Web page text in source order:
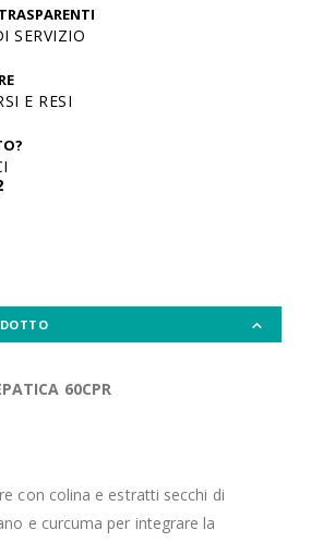
SERVIZIO
E RESI
60CPR
con colina e estratti secchi di
e curcuma per integrare la